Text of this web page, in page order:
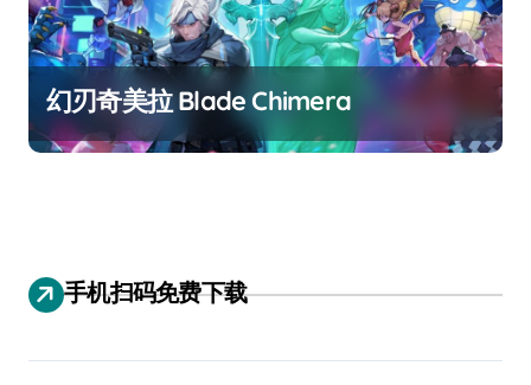
幻刃奇美拉 Blade Chimera
手机扫码免费下载